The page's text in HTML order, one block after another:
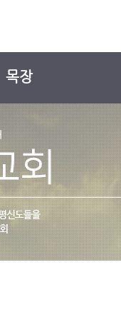
목장
목장소개